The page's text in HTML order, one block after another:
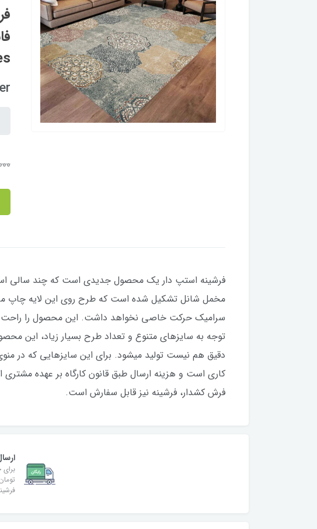
فرشینه استپ دار یک محصول جدیدی است که چند سالی
مخمل شانل تشکیل شده است که طرح روی این لایه چاپ می
کاری است و هزینه ارسال طبق قانون کارگاه بر عهده
فرش کشدار، فرشینه نیز قابل‌ سفارش است.